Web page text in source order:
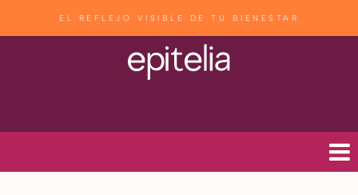
EL REFLEJO VISIBLE DE TU BIENESTAR